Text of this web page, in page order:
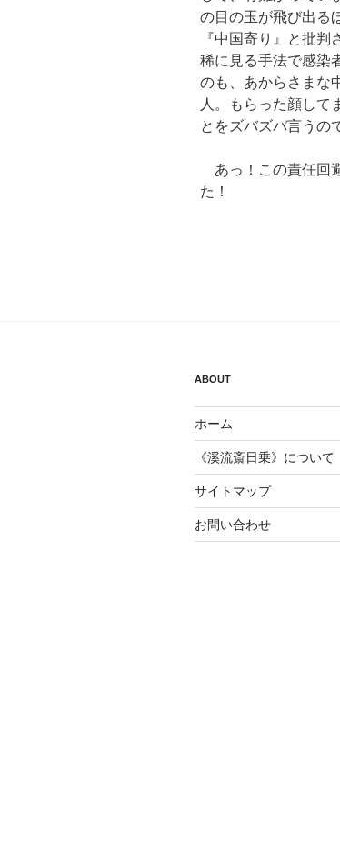
の目の玉が飛び出る
『中国寄り』と批
稀に見る手法で感染
のも、あからさまな
人。もらった顔して
とをズバズバ言うの
あっ！この責任回
た！
ABOUT
ホーム
《溪流斎日乗》について
サイトマップ
お問い合わせ